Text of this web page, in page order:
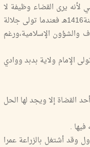
بسبب استعفاء القاضي لأنه يرى القضاء وظيفة لا
كالوظائف وإن من يتقلّد أمره فهو على خطر شديد إلا أن أطول الفترات المتصلة هي الفترة بين سنة 1390هـ إلى سنة1416هـ فعندما تولى جلالة
والشؤون الإسلامية،ورغم
ولاية قريات سنة 1356هـ ، ثم ولاه الإمام الخليلي قضاء حمراء العبريين ، وفي سنة 1361هـ تولى الإمام ولاية بدبد ووادي
القضاة إلا ويجد لها الحل
.
وقد أشتغل بالزراعة عمرا